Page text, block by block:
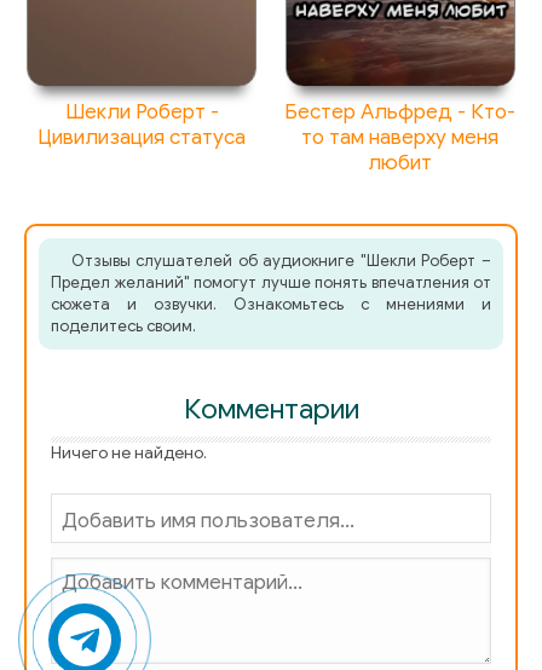
Шекли Роберт -
Цивилизация статуса
Бестер Альфред - Кто-
то там наверху меня
любит
Отзывы слушателей об аудиокниге "Шекли Роберт –
Предел желаний" помогут лучше понять впечатления от
сюжета и озвучки. Ознакомьтесь с мнениями и
поделитесь своим.
Комментарии
Ничего не найдено.